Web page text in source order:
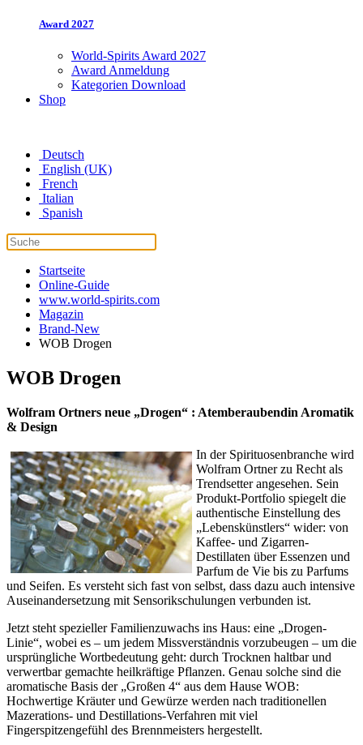
Award 2027
World-Spirits Award 2027
Award Anmeldung
Kategorien Download
Shop
Deutsch
English (UK)
French
Italian
Spanish
Startseite
Online-Guide
www.world-spirits.com
Magazin
Brand-New
WOB Drogen
WOB Drogen
Wolfram Ortners neue „Drogen“ : Atemberaubendin Aromatik
& Design
In der Spirituosenbranche wird
Wolfram Ortner zu Recht als
Trendsetter angesehen. Sein
Produkt-Portfolio spiegelt die
authentische Einstellung des
„Lebenskünstlers“ wider: von
Kaffee- und Zigarren-
Destillaten über Essenzen und
Parfum de Vie bis zu Parfums
und Seifen. Es versteht sich fast von selbst, dass dazu auch intensive
Auseinandersetzung mit Sensorikschulungen verbunden ist.
Jetzt steht spezieller Familienzuwachs ins Haus: eine „Drogen-
Linie“, wobei es – um jedem Missverständnis vorzubeugen – um die
ursprüngliche Wortbedeutung geht: durch Trocknen haltbar und
verwertbar gemachte heilkräftige Pflanzen. Genau solche sind die
aromatische Basis der „Großen 4“ aus dem Hause WOB:
Hochwertige Kräuter und Gewürze werden nach traditionellen
Mazerations- und Destillations-Verfahren mit viel
Fingerspitzengefühl des Brennmeisters hergestellt.